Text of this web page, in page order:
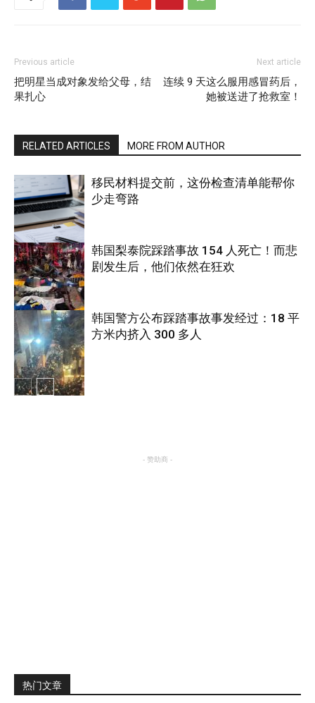
Previous article
把明星当成对象发给父母，结
果扎心
Next article
连续 9 天这么服用感冒药后，
她被送进了抢救室！
RELATED ARTICLES MORE FROM AUTHOR
国际
移民材料提交前，这份检查清单能帮你
少走弯路
国际
韩国梨泰院踩踏事故 154 人死亡！而悲
剧发生后，他们依然在狂欢
韩国警方公布踩踏事故事发经过：18 平
方米内挤入 300 多人
- 赞助商 -
热门文章